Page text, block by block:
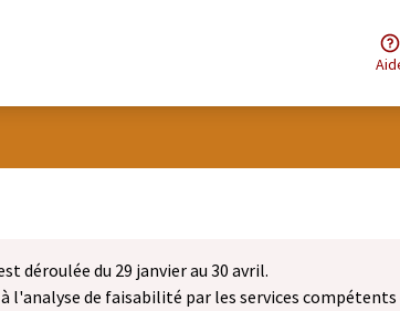
déroulée du 29 janvier au 30 avril.
l'analyse de faisabilité par les services